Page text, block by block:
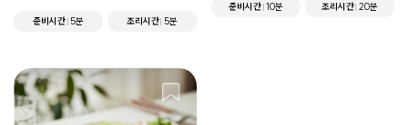
준비시간 5분 조리시간 5분
준비시간 10분 조리시간 20분